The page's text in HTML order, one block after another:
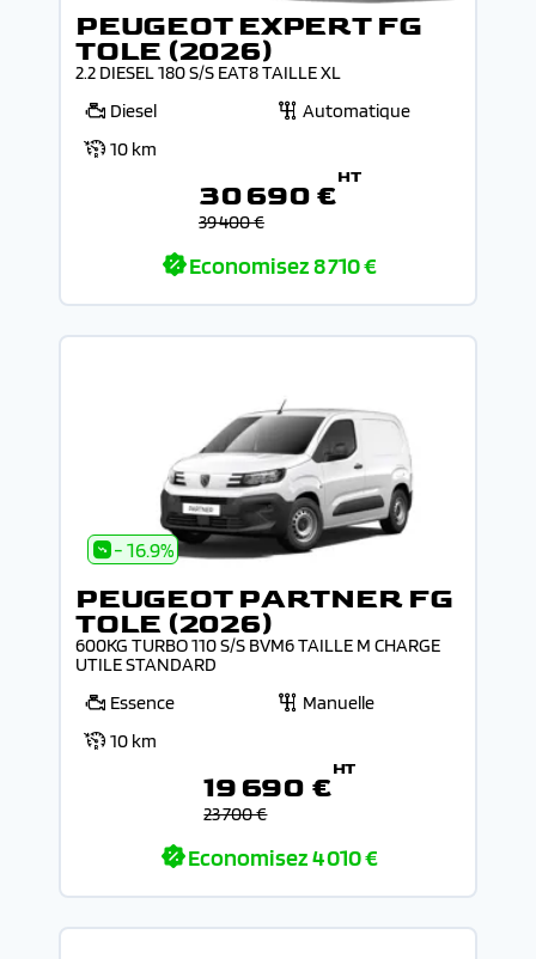
PEUGEOT EXPERT FG
TOLE (2026)
2.2 DIESEL 180 S/S EAT8 TAILLE XL
Diesel
Automatique
10 km
30 690 €
HT
39 400 €
Economisez8 710 €
- 16.9%
PEUGEOT PARTNER FG
TOLE (2026)
600KG TURBO 110 S/S BVM6 TAILLE M CHARGE
UTILE STANDARD
Essence
Manuelle
10 km
19 690 €
HT
23 700 €
Economisez4 010 €